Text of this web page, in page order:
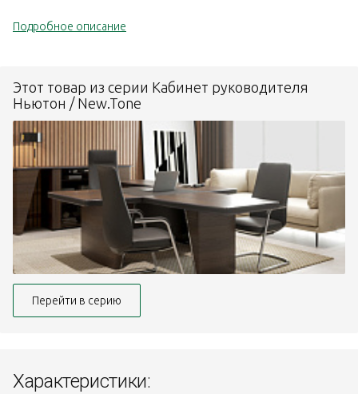
Подробное описание
Этот товар из серии Кабинет руководителя
Ньютон / New.Tone
Перейти в серию
Характеристики: